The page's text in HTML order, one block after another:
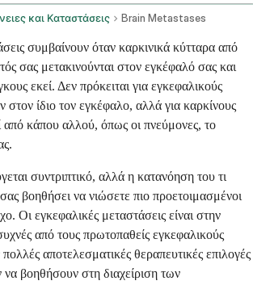
και Καταστάσεις Brain Metastases
συμβαίνουν όταν καρκινικά κύτταρα από
σας μετακινούνται στον εγκέφαλό σας και
εκεί. Δεν πρόκειται για εγκεφαλικούς
στον ίδιο τον εγκέφαλο, αλλά για καρκίνους
από κάπου αλλού, όπως οι πνεύμονες, το
συντριπτικό, αλλά η κατανόηση του τι
βοηθήσει να νιώσετε πιο προετοιμασμένοι
Οι εγκεφαλικές μεταστάσεις είναι στην
από τους πρωτοπαθείς εγκεφαλικούς
αποτελεσματικές θεραπευτικές επιλογές
βοηθήσουν στη διαχείριση των